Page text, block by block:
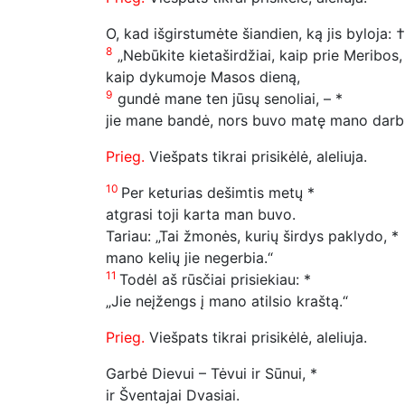
O, kad išgirstumėte šiandien, ką jis byloja: †
8 „Nebūkite kietaširdžiai, kaip prie
kaip dykumoje Masos dieną,
9 gundė mane ten jūsų senoliai, – *
jie mane bandė, nors buvo matę mano
Prieg. Viešpats tikrai prisikėlė, aleliuja.
10 Per keturias dešimtis metų *
atgrasi toji karta man buvo.
Tariau: „Tai žmonės, kurių širdys paklydo, *
mano kelių jie negerbia.“
11 Todėl aš rūsčiai prisiekiau: *
„Jie neįžengs į mano atilsio kraštą.“
Prieg. Viešpats tikrai prisikėlė, aleliuja.
Garbė Dievui – Tėvui ir Sūnui, *
ir Šventajai Dvasiai.